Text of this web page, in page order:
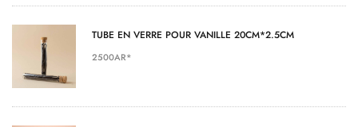
TUBE EN VERRE POUR VANILLE 20CM*2.5CM
2500AR*